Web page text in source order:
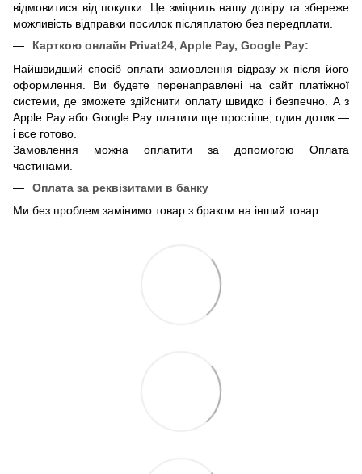
відмовитися від покупки. Це зміцнить нашу довіру та збереже
можливість відправки посилок післяплатою без передплати.
Карткою онлайн Privat24, Apple Pay, Google Pay:
Найшвидший спосіб оплати замовлення відразу ж після його
оформлення. Ви будете перенаправлені на сайт платіжної
системи, де зможете здійснити оплату швидко і безпечно. А з
Apple Pay або Google Pay платити ще простіше, один дотик —
і все готово.
Замовлення можна оплатити за допомогою Оплата
частинами.
Оплата за реквізитами в банку
Ми без проблем замінимо товар з браком на інший товар.